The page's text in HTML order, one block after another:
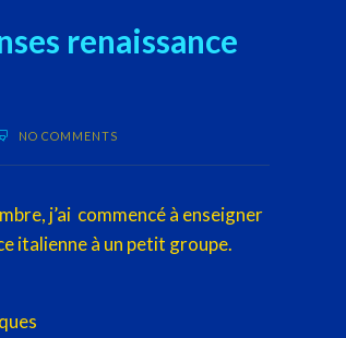
renaissance
NO COMMENTS
j’ai commencé à enseigner
italienne à un petit groupe.